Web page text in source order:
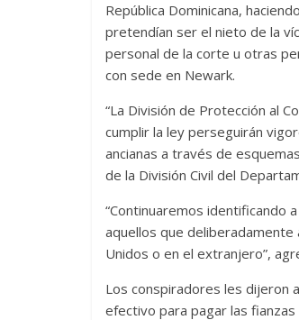
República Dominicana,
pretendían ser el nieto de la
personal de la corte u otras
con sede en Newark.
“La División de Protección al
cumplir la ley perseguirán
ancianas a través de
de la División Civil del
“Continuaremos identificando
aquellos que deliberadamente
Unidos o en el extranjero”,
Los conspiradores les dijeron
efectivo para pagar las